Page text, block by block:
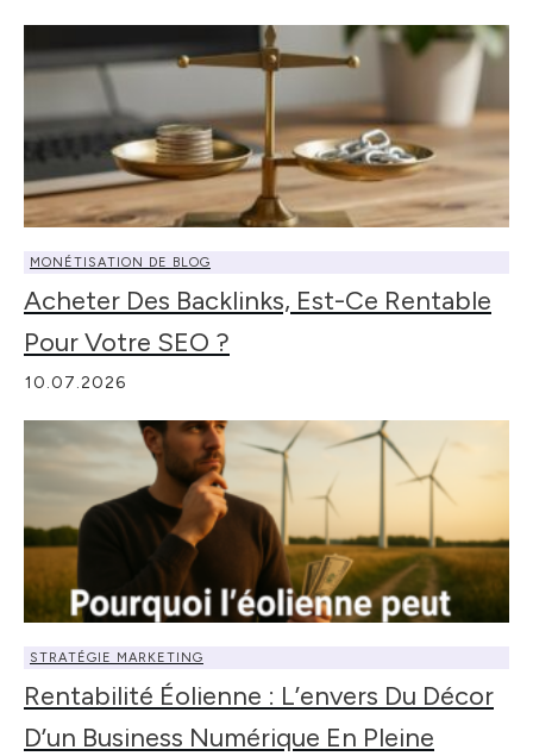
MONÉTISATION DE BLOG
Acheter Des Backlinks, Est-Ce Rentable
Pour Votre SEO ?
10.07.2026
STRATÉGIE MARKETING
Rentabilité Éolienne : L’envers Du Décor
D’un Business Numérique En Pleine